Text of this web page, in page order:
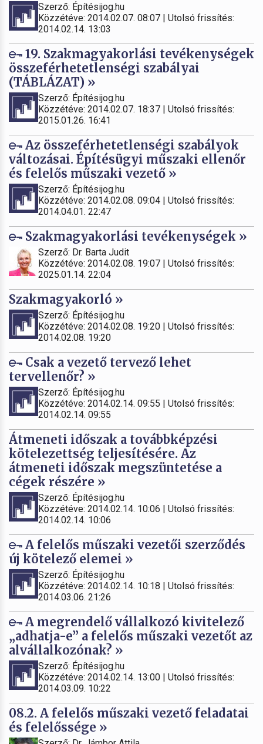
Szerző: Építésijog.hu
Közzétéve: 2014.02.07. 08:07 | Utolsó frissítés:
2014.02.14. 13:03
19. Szakmagyakorlási tevékenységek
összeférhetetlenségi szabályai
(TÁBLÁZAT) »
Szerző: Építésijog.hu
Közzétéve: 2014.02.07. 18:37 | Utolsó frissítés:
2015.01.26. 16:41
Az összeférhetetlenségi szabályok
változásai. Építésügyi műszaki ellenőr
és felelős műszaki vezető »
Szerző: Építésijog.hu
Közzétéve: 2014.02.08. 09:04 | Utolsó frissítés:
2014.04.01. 22:47
Szakmagyakorlási tevékenységek »
Szerző: Dr. Barta Judit
Közzétéve: 2014.02.08. 19:07 | Utolsó frissítés:
2025.01.14. 22:04
Szakmagyakorló »
Szerző: Építésijog.hu
Közzétéve: 2014.02.08. 19:20 | Utolsó frissítés:
2014.02.08. 19:20
Csak a vezető tervező lehet
tervellenőr? »
Szerző: Építésijog.hu
Közzétéve: 2014.02.14. 09:55 | Utolsó frissítés:
2014.02.14. 09:55
Átmeneti időszak a továbbképzési
kötelezettség teljesítésére. Az
átmeneti időszak megszüntetése a
cégek részére »
Szerző: Építésijog.hu
Közzétéve: 2014.02.14. 10:06 | Utolsó frissítés:
2014.02.14. 10:06
A felelős műszaki vezetői szerződés
új kötelező elemei »
Szerző: Építésijog.hu
Közzétéve: 2014.02.14. 10:18 | Utolsó frissítés:
2014.03.06. 21:26
A megrendelő vállalkozó kivitelező
„adhatja-e” a felelős műszaki vezetőt az
alvállalkozónak? »
Szerző: Építésijog.hu
Közzétéve: 2014.02.14. 13:00 | Utolsó frissítés:
2014.03.09. 10:22
08.2. A felelős műszaki vezető feladatai
és felelőssége »